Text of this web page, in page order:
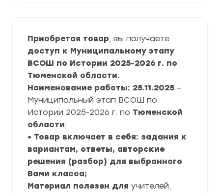
Приобретая товар, вы получаете
доступ к Муниципальному этапу
ВСОШ по Истории 2025-2026 г. по
Тюменской области.
Наименование работы: 25.11.2025 –
Муниципальный этап ВСОШ по
Истории 2025-2026 г. по Тюменской
области;
• Товар включает в себя: задания к
вариантам, ответы, авторские
решения (разбор) для выбранного
Вами класса;
Материал полезен для учителей,